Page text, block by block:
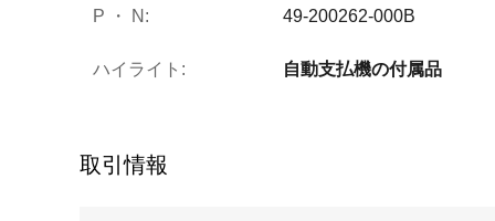
P ・ N: 49-200262-000B
ハイライト: 自動支払機の付属品
取引情報